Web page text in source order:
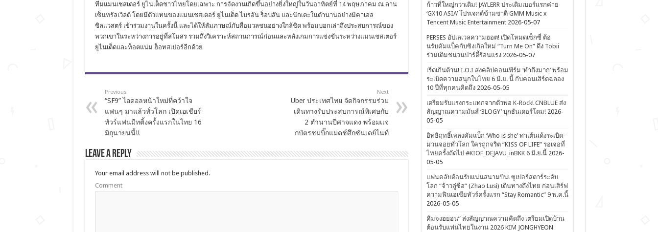
ทีมแมนเชสเตอร์ ยูไนเต็ดชาวไทยโดยเฉพาะ การจัดงานเกิดขึ้นอย่างยิ่งใหญ่ในวันอาทิตย์ที่ 14 พฤษภาคม ณ ลาน
เซ็นทรัลเวิลด์ โดยมีตัวแทนของแมนเชสเตอร์ ยูไนเต็ด ไบรอัน ร็อบสัน และนักเตะในตำนานอย่างมิคาเอล
ซิลเเวสตร์ เข้าร่วมงานในครั้งนี้ และได้ให้สัมภาษณ์กับสื่อมวลชนอย่างใกล้ชิด พร้อมบอกเล่าถึงประสบการณ์ของ
พวกเขาในระหว่างการอยู่ที่สโมสร รวมถึงวิเคราะห์สถานการณ์ก่อนและหลังเกมการแข่งขันระหว่างแมนเชสเตอร์
ยูไนเต็ดและท็อตแน่ม ฮ็อทสเปอร์อีกด้วย
Previous
“SF9” ไอดอลหน้าใหม่ที่คว้าใจ
แฟนๆ มาแล้วทั่วโลก เปิดเอเชียร์
ทัวร์แฟนมีทติ้งครั้งแรกในไทย 16
มิถุนายนนี้!!
Next
Uber ประเทศไทย จัดกิจกรรมร่วม
เดินทางรับประสบการณ์พิเศษกับ
2 ตำนานปีศาจแดง พร้อมเเจ
กบัตรชมบิ๊กแมตช์ศึกซันเดย์ไนท์
Leave a Reply
Your email address will not be published.
Comment
ก้าวที่ใหญ่กว่าเดิม! JAYLERR ประเดิมเบอร์แรกค่าย
‘GX10 ASIA’ โปรเจกต์ข้ามชาติ GMM Music x
Tencent Music Entertainment 2026-05-07
PERSES อัปเลเวลความฮอต! เปิดโหมดเซ็กซี่ ต้อ
นรับคัมแบ็คกับซิงเกิลใหม่ “Turn Me On” ดึง Tobii
ร่วมเติมชนวนปาร์ตี้ร้อนแรง 2026-05-07
เริ่ดเกินต้าน! I.O.I ส่งคลิปคอนเฟิร์ม ‘ทำถึงมาก’ พร้อม
ระเบิดความสนุกในไทย 6 มิ.ย. นี้ กับคอนเสิร์ตฉลอง
10 ปีที่ทุกคนคิดถึง 2026-05-05
เตรียมรับแรงกระแทกจากตัวพ่อ K-Rock! CNBLUE ส่ง
สัญญาณความมันส์ ‘3LOGY’ บุกธันเดอร์โดม! 2026-
05-05
อิทธิฤทธิ์เพลงคัมแบ็ก ‘Who is she’ ท่าเต้นเด้งระเบิด-
ม่วนจอยทั่วโลก ใครถูกจริต “KISS OF LIFE” รอเจอที่
ไทยครั้งถัดไป #KIOF_DEJAVU_inBKK 6 มิ.ย.นี้ 2026-
05-05
แฟนคลับต้อนรับแน่นสนามบิน! ซูเปอร์สตาร์ระดับ
โลก “จ้าวลู่ซือ” (Zhao Lusi) เดินทางถึงไทย ก่อนเสิร์ฟ
ความฟินเอเชียทัวร์ครั้งแรก “Stay Romantic” 9 พ.ค.นี้
2026-05-05
คิมจงฮยอน” ส่งสัญญาณความคิดถึง เตรียมเปิดบ้าน
ต้อนรับแฟนไทยในงาน 2026 KIM JONGHYEON